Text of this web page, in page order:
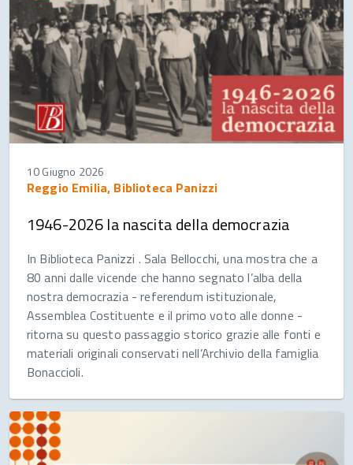
10 Giugno 2026
Reggio Emilia, Biblioteca Panizzi
1946-2026 la nascita della democrazia
In Biblioteca Panizzi . Sala Bellocchi, una mostra che a
80 anni dalle vicende che hanno segnato l’alba della
nostra democrazia - referendum istituzionale,
Assemblea Costituente e il primo voto alle donne -
ritorna su questo passaggio storico grazie alle fonti e
materiali originali conservati nell’Archivio della famiglia
Bonaccioli.